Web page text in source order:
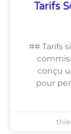
Tarifs
## Tarifs
conçu
pour